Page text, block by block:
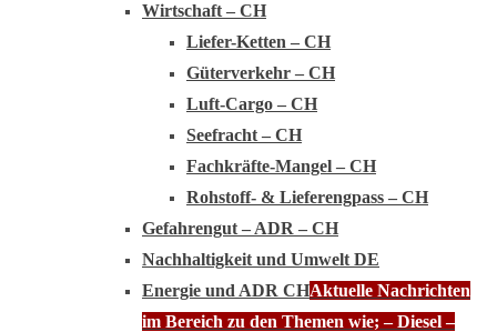
Wirtschaft – CH
Liefer-Ketten – CH
Güterverkehr – CH
Luft-Cargo – CH
Seefracht – CH
Fachkräfte-Mangel – CH
Rohstoff- & Lieferengpass – CH
Gefahrengut – ADR – CH
Nachhaltigkeit und Umwelt DE
Energie und ADR CHAktuelle Nachrichten
im Bereich zu den Themen wie; – Diesel –